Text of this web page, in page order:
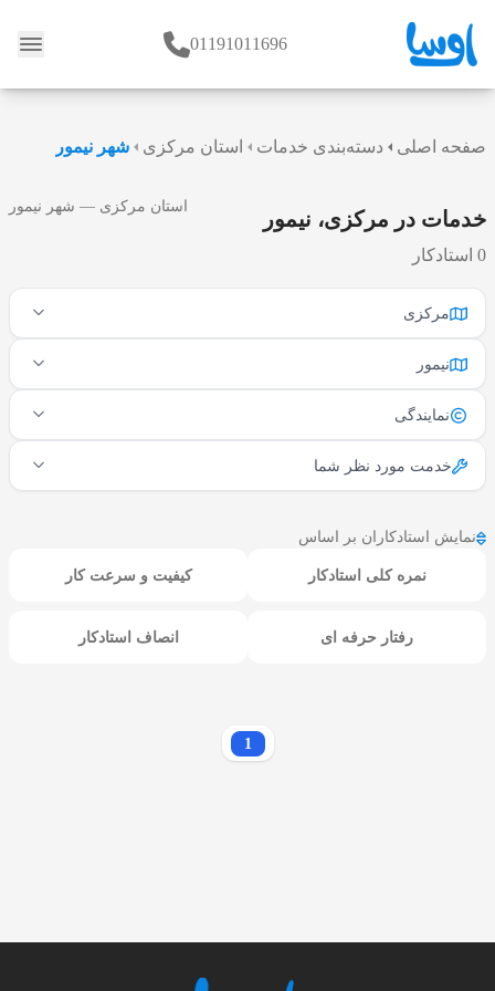
وبلاگ 01191011696
صفحه اصلی دسته‌بندی خدمات استان مرکزی شهر نیمور
خدمات در مرکزی، نیمور
0 استادکار
استان مرکزی — شهر نیمور
مرکزی
نیمور
نمایندگی
خدمت مورد نظر شما
نمایش استادکاران بر اساس
نمره کلی استادکار کیفیت و سرعت کار
رفتار حرفه ای انصاف استادکار
1